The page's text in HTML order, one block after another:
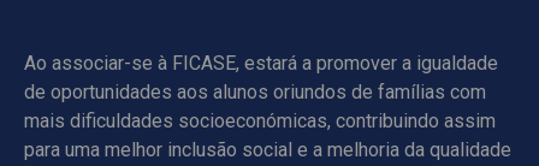
Ao associar-se à FICASE, estará a promover a igualdade
de oportunidades aos alunos oriundos de famílias com
mais dificuldades socioeconómicas, contribuindo assim
para uma melhor inclusão social e a melhoria da qualidade